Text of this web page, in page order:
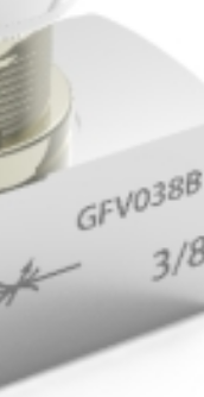
20 let jsme
se na konstrukci
prototypování
dokumentace